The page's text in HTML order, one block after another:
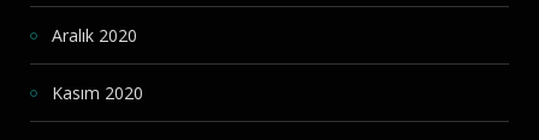
Aralık 2020
Kasım 2020